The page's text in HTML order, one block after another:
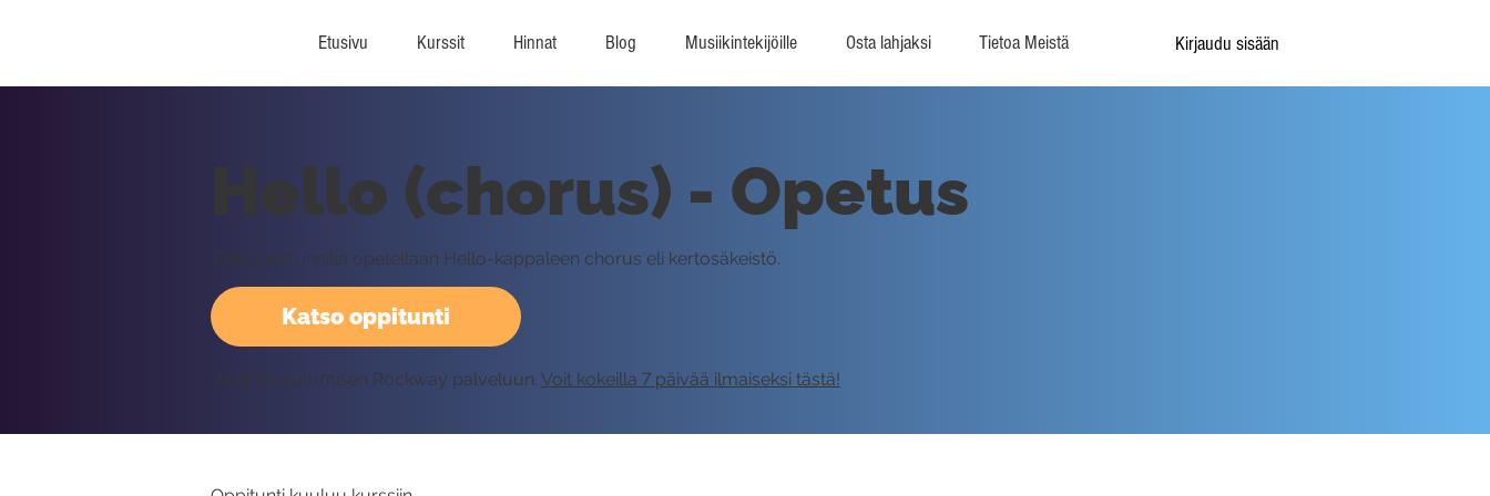
Etusivu Kurssit Hinnat Blog Musiikintekijöille Osta lahjaksi Tietoa Meistä Kirjaudu sisään
Katso oppitunti
Hello (chorus) - Opetus
Tällä oppitunnilla opetellaan Hello-kappaleen chorus eli kertosäkeistö.
Vaatii kirjautumisen Rockway palveluun. Voit kokeilla 7 päivää ilmaiseksi tästä!